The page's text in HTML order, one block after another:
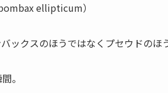
ellipticum）
ックスのほうではなくプセウドのほ
。